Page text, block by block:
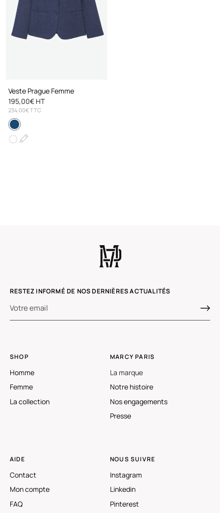
Veste Prague Femme
195,00€ HT
234,00€ TTC
RESTEZ INFORMÉ DE NOS DERNIÈRES ACTUALITÉS
SHOP
Homme
Femme
La collection
MARCY PARIS
La marque
Notre histoire
Nos engagements
Presse
AIDE
Contact
Mon compte
FAQ
NOUS SUIVRE
Instagram
Linkedin
Pinterest